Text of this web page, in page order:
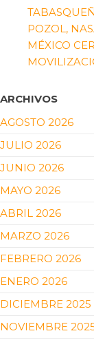
POZOL,
MÉXICO
ARCHIVOS
AGOSTO 2026
JULIO 2026
JUNIO 2026
MAYO 2026
ABRIL 2026
MARZO 2026
FEBRERO 2026
ENERO 2026
DICIEMBRE 2025
NOVIEMBRE